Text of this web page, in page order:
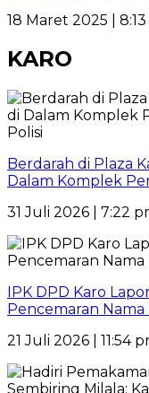
18 Maret 2025 |
KARO
Berdarah di Plaza
Dalam Komplek
31 Juli 2026 | 7:22
IPK DPD Karo
Pencemaran
21 Juli 2026 | 11:54